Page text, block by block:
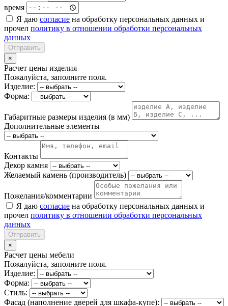
время
Я даю согласие на обработку персональных данных и
прочел политику в отношении обработки персональных
данных
Отправить
×
Расчет цены изделия
Пожалуйста, заполните поля.
Изделие:
Форма:
Габаритные размеры изделия (в мм)
Дополнительные элементы
Контакты
Декор камня
Желаемый камень (производитель)
Пожелания/комментарии
Я даю согласие на обработку персональных данных и
прочел политику в отношении обработки персональных
данных
Отправить
×
Расчет цены мебели
Пожалуйста, заполните поля.
Изделие:
Форма:
Стиль:
Фасад (наполнение дверей для шкафа-купе):